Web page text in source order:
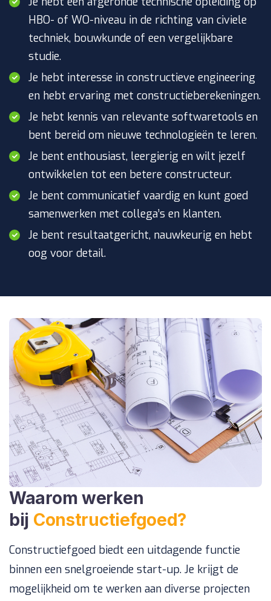
HBO- of WO-niveau in de richting van civiele
techniek, bouwkunde of een vergelijkbare
studie.
Je hebt interesse in constructieve engineering
en hebt ervaring met constructieberekeningen.
Je hebt kennis van relevante softwaretools en
bent bereid om nieuwe technologieën te leren.
Je bent enthousiast, leergierig en wilt jezelf
ontwikkelen tot een betere constructeur.
Je bent communicatief vaardig en kunt goed
samenwerken met collega’s en klanten.
Je bent resultaatgericht, nauwkeurig en hebt
oog voor detail.
Waarom werken
bij Constructiefgoed?
Constructiefgoed biedt een uitdagende functie
binnen een snelgroeiende start-up. Je krijgt de
mogelijkheid om te werken aan diverse projecten